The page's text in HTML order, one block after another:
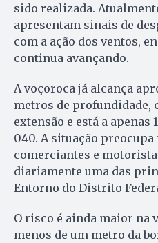
sido realizada.
apresentam sinais de
com a ação dos ventos,
continua avançando.
A voçoroca já alcança
metros de profundidade,
extensão e está a apenas
040. A situação
comerciantes e
diariamente uma das
Entorno do Distrito
O risco é ainda maior na
menos de um metro da